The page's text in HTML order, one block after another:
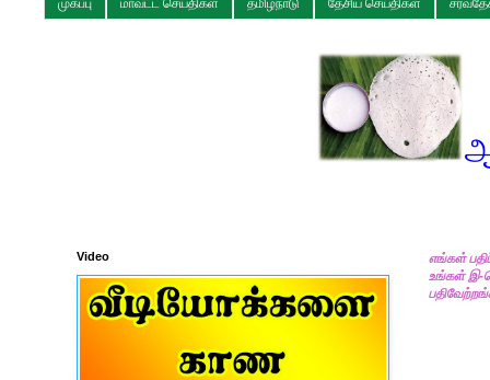
முகப்பு மாவட்ட செய்திகள் தமிழ்நாடு தேசிய செய்திகள்
ஆப்பம்
எங்கள்
உங்கள் இ-
Video